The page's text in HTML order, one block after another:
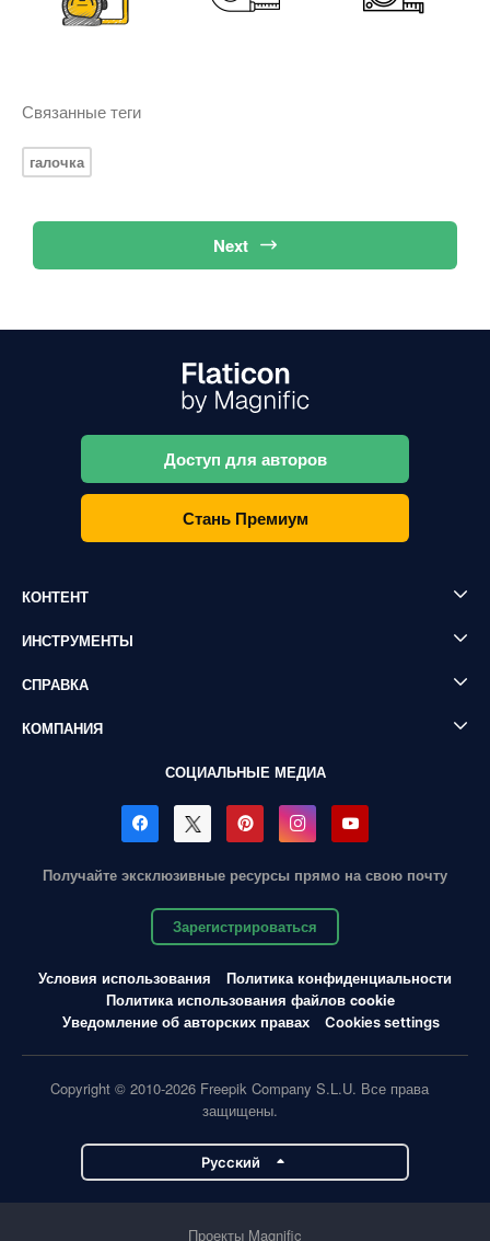
Связанные теги
галочка
Next
Доступ для авторов
Стань Премиум
КОНТЕНТ
ИНСТРУМЕНТЫ
СПРАВКА
КОМПАНИЯ
СОЦИАЛЬНЫЕ МЕДИА
Получайте эксклюзивные ресурсы прямо на свою почту
Зарегистрироваться
Условия использования
Политика конфиденциальности
Политика использования файлов cookie
Уведомление об авторских правах
Cookies settings
Copyright © 2010-2026 Freepik Company S.L.U. Все права
защищены.
Pусский
Проекты Magnific